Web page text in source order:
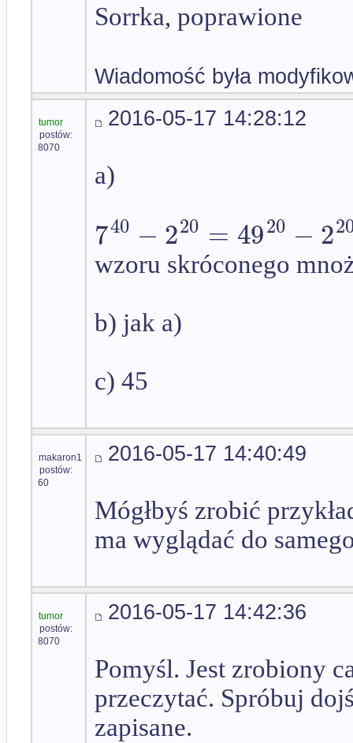
Sorrka, poprawione
Wiadomość była
tumor
postów:
8070
2016-05-17 14:28:12
a)
740 − 220 = 4920 − 2
wzoru skróconego
b) jak a)
c) 45
makaron1
postów:
60
2016-05-17 14:40:49
Mógłbyś zrobić
ma wyglądać do
tumor
postów:
8070
2016-05-17 14:42:36
Pomyśl. Jest zrobiony
przeczytać. Spróbuj
zapisane.